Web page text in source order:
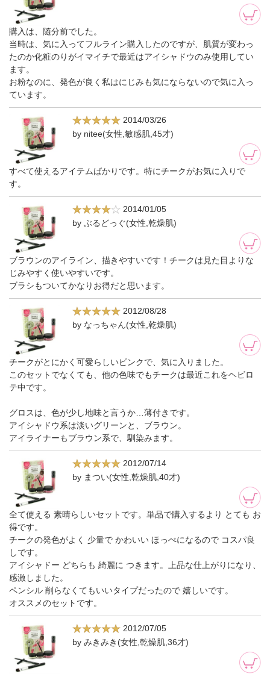
購入は、随分前でした。
当時は、気に入ってフルライン購入したのですが、肌質が変わっ
たのか化粧のりがイマイチで最近はアイシャドウのみ使用してい
ます。
お粉なのに、発色が良く私はにじみも気にならないので気に入っ
ています。
2014/03/26
by nitee(女性,敏感肌,45才)
すべて使えるアイテムばかりです。特にチークがお気に入りで
す。
2014/01/05
by ぶるどっぐ(女性,乾燥肌)
ブラウンのアイライン、描きやすいです！チークは見た目よりな
じみやすく使いやすいです。
ブラシもついてかなりお得だと思います。
2012/08/28
by なっちゃん(女性,乾燥肌)
チークがとにかく可愛らしいピンクで、気に入りました。
このセットでなくても、他の色味でもチークは最近これをヘビロ
テ中です。
グロスは、色が少し地味と言うか…薄付きです。
アイシャドウ系は淡いグリーンと、ブラウン。
アイライナーもブラウン系で、馴染みます。
2012/07/14
by まつい(女性,乾燥肌,40才)
全て使える 素晴らしいセットです。単品で購入するより とても お
得です。
チークの発色がよく 少量で かわいい ほっぺになるので コスパ良
しです。
アイシャドー どちらも 綺麗に つきます。上品な仕上がりになり、
感激しました。
ペンシル 削らなくてもいいタイプだったので 嬉しいです。
オススメのセットです。
2012/07/05
by みきみき(女性,乾燥肌,36才)